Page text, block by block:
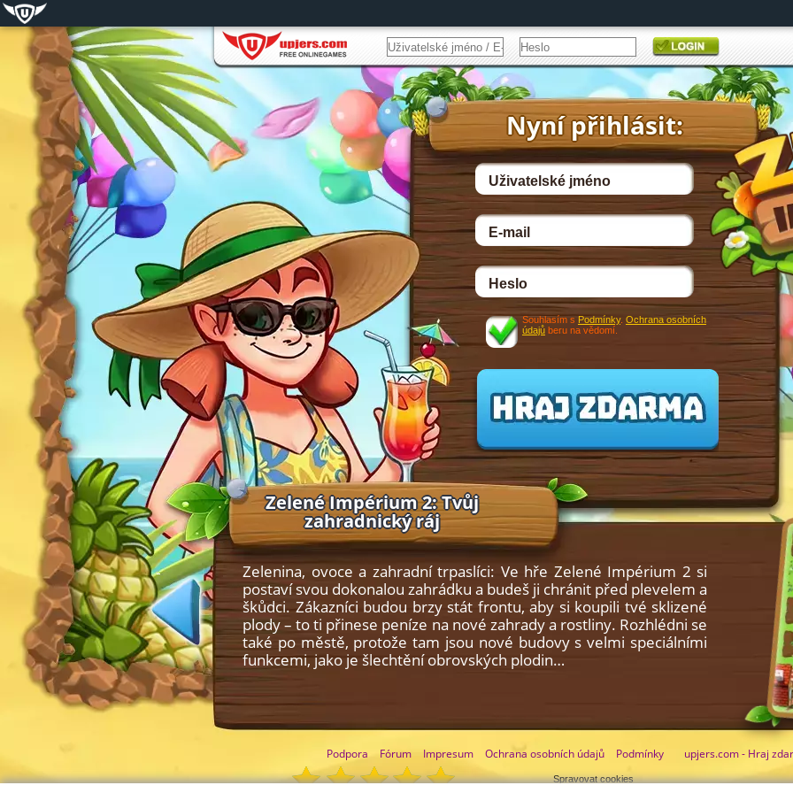
Zelené Impérium 2: Tvůj
zahradnický ráj
Zelenina, ovoce a zahradní trpaslíci: Ve hře Zelené Impérium 2 si
postaví svou dokonalou zahrádku a budeš ji chránit před plevelem a
škůdci. Zákazníci budou brzy stát frontu, aby si koupili tvé sklizené
plody – to ti přinese peníze na nové zahrady a rostliny. Rozhlédni se
také po městě, protože tam jsou nové budovy s velmi speciálními
funkcemi, jako je šlechtění obrovských plodin…
Souhlasím s Podmínky. Ochrana osobních
údajůberu na vědomí.
Podpora Fórum Impresum Ochrana osobních údajů Podmínky upjers.com - Hraj
Spravovat cookies